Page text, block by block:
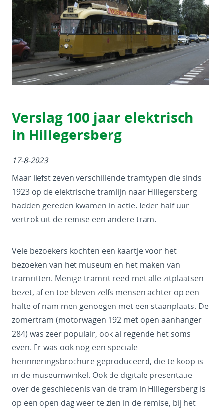
Verslag 100 jaar elektrisch
in Hillegersberg
17-8-2023
Maar liefst zeven verschillende tramtypen die sinds
1923 op de elektrische tramlijn naar Hillegersberg
hadden gereden kwamen in actie. Ieder half uur
vertrok uit de remise een andere tram.
Vele bezoekers kochten een kaartje voor het
bezoeken van het museum en het maken van
tramritten. Menige tramrit reed met alle zitplaatsen
bezet, af en toe bleven zelfs mensen achter op een
halte of nam men genoegen met een staanplaats. De
zomertram (motorwagen 192 met open aanhanger
284) was zeer populair, ook al regende het soms
even. Er was ook nog een speciale
herinneringsbrochure geproduceerd, die te koop is
in de museumwinkel. Ook de digitale presentatie
over de geschiedenis van de tram in Hillegersberg is
op een open dag weer te zien in de remise, bij het